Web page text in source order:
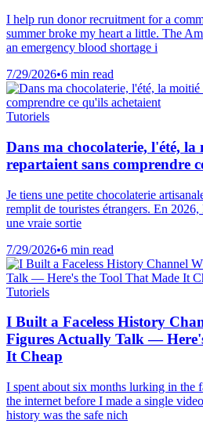
I help run donor recruitment for a
summer broke my heart a little. The
an emergency blood shortage i
7/29/2026•6 min read
Tutoriels
Dans ma chocolaterie, l'été, la
repartaient sans comprendre
Je tiens une petite chocolaterie
remplit de touristes étrangers. En
une vraie sortie
7/29/2026•6 min read
Tutoriels
I Built a Faceless History
Figures Actually Talk —
It Cheap
I spent about six months lurking in the
the internet before I made a single
history was the safe nich